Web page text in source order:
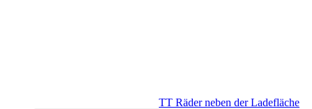
TT Räder neben der Ladefläche